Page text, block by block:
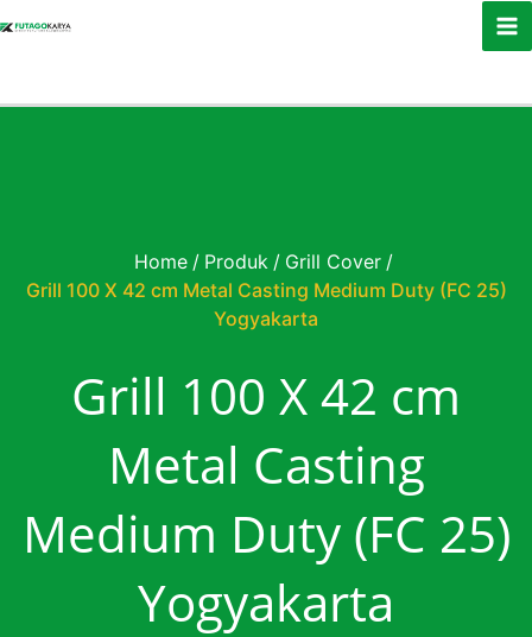
Home / Produk / Grill Cover /
Grill 100 X 42 cm Metal Casting Medium Duty (FC 25)
Yogyakarta
Grill 100 X 42 cm
Metal Casting
Medium Duty (FC 25)
Yogyakarta